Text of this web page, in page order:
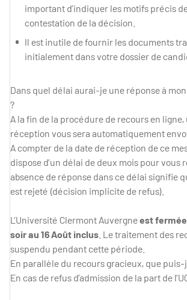
important d’indiquer les motifs précis
contestation de la décision.
Il est inutile de fournir les documents
initialement dans votre dossier de
Dans quel délai aurai-je une réponse à
?
A la fin de la procédure de recours en
réception vous sera automatiquement
A compter de la date de réception de ce
dispose d’un délai de deux mois pour vous
absence de réponse dans ce délai signifie
est rejeté (décision implicite de refus).
L’Université Clermont Auvergneest
soir au 16 Août inclus . Le traitement des
suspendu pendant cette période.
En parallèle du recours gracieux, que puis-
En cas de refus d’admission de la part de